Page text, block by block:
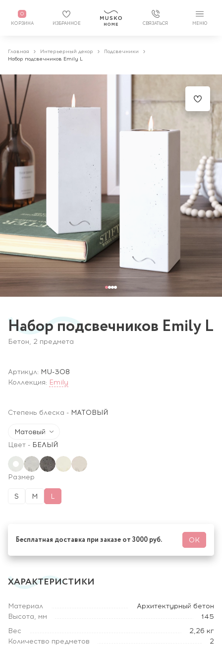
0
КОРЗИНА ИЗБРАННОЕ СВЯЗАТЬСЯ МЕНЮ
Главная Интерьерный декор
Подсвечники
Набор подсвечников Emily L
Набор подсвечников Emily L
Бетон, 2 предмета
Артикул: MU-308
Коллекция: Emily
Степень блеска - МАТОВЫЙ
Матовый
Цвет - БЕЛЫЙ
Размер
S M L
Бесплатная доставка при заказе от 3000 руб. ОК
ХАРАКТЕРИСТИКИ
Материал
Архитектурный бетон
Высота, мм
145
Вес
2,26 кг
Количество предметов
2